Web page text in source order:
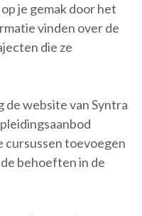
je gemak door het
vinden over de
die ze
de website van Syntra
cursussen toevoegen
behoeften in de